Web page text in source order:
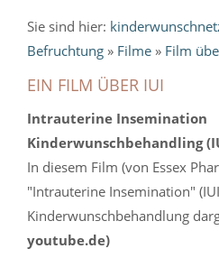
Sie sind hier:
Befruchtung » Filme » Film
EIN FILM ÜBER IUI
Intrauterine Insemination
Kinderwunschbehandling
In diesem Film (von Essex
"Intrauterine Insemination"
Kinderwunschbehandlung
youtube.de)